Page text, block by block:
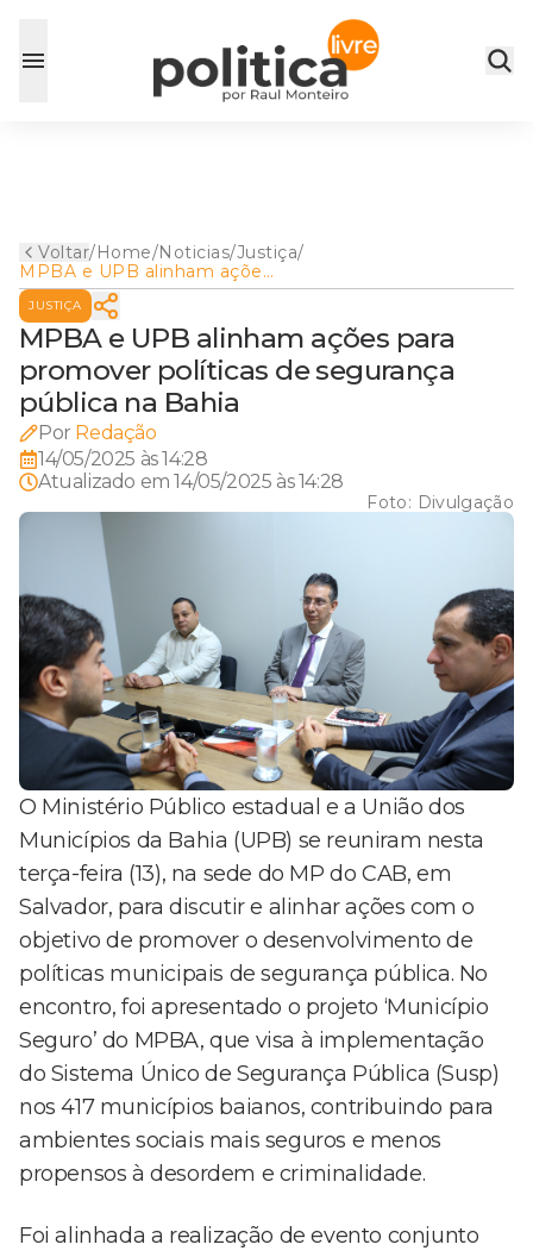
Voltar/Home/Noticias/Justiça/
MPBA e UPB alinham ações
para promover políticas de
segurança pública na Bahia
JUSTIÇA
MPBA e UPB alinham ações para
promover políticas de segurança
pública na Bahia
Por Redação
14/05/2025 às 14:28
Atualizado em14/05/2025 às 14:28
Foto: Divulgação
O Ministério Público estadual e a União dos
Municípios da Bahia (UPB) se reuniram nesta
terça-feira (13), na sede do MP do CAB, em
Salvador, para discutir e alinhar ações com o
objetivo de promover o desenvolvimento de
políticas municipais de segurança pública. No
encontro, foi apresentado o projeto ‘Município
Seguro’ do MPBA, que visa à implementação
do Sistema Único de Segurança Pública (Susp)
nos 417 municípios baianos, contribuindo para
ambientes sociais mais seguros e menos
propensos à desordem e criminalidade.
Foi alinhada a realização de evento conjunto